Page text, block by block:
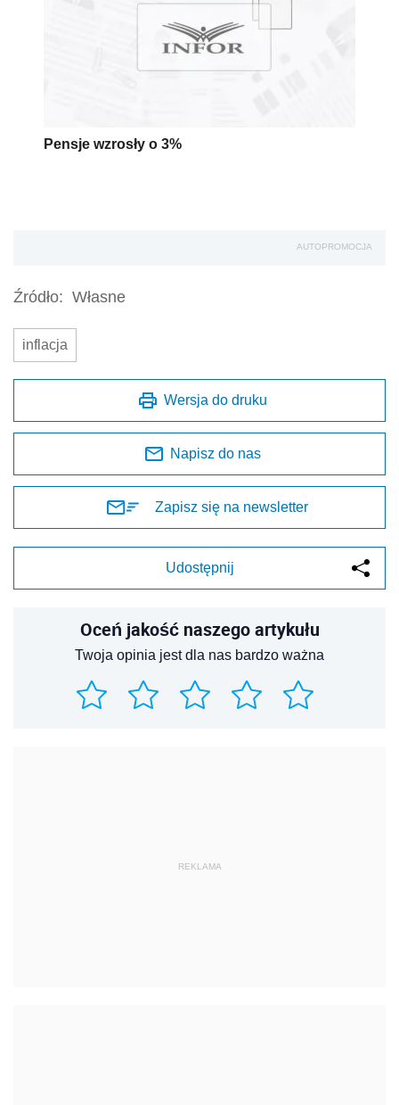
Pensje wzrosły o 3%
AUTOPROMOCJA
Źródło: Własne
inflacja
Wersja do druku
Napisz do nas
Zapisz się na newsletter
Udostępnij
Oceń jakość naszego artykułu
Twoja opinia jest dla nas bardzo ważna
REKLAMA